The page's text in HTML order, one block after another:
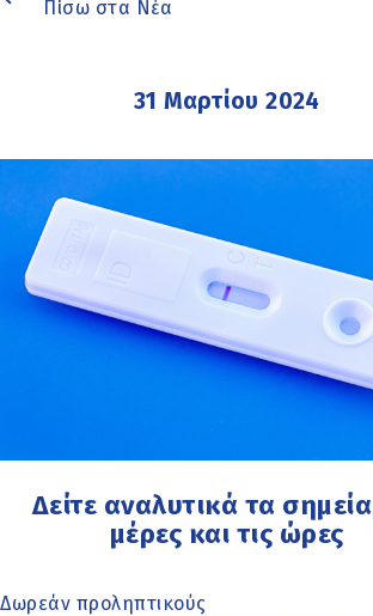
Πίσω στα Νέα
31 Μαρτίου 2024
Δείτε αναλυτικά τα
μέρες και τις ώρες
Δωρεάν προληπτικούς